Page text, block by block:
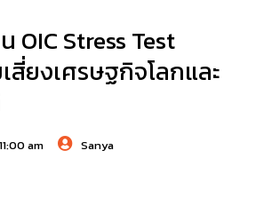
OIC Stress Test
สี่ยงเศรษฐกิจโลกและ
11:00 am Sanya